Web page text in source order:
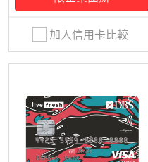
加入信用卡比較